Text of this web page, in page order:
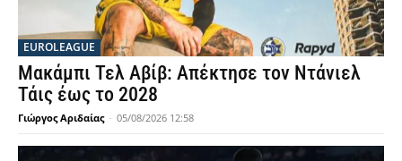
EUROLEAGUE
Μακάμπι Τελ Αβίβ: Απέκτησε τον Ντάνιελ
Τάις έως το 2028
Γιώργος Αριδαίας - 05/08/2026 12:58